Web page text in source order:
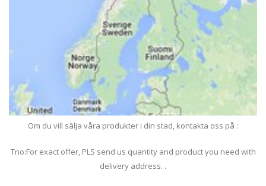
Om du vill sälja våra produkter i din stad, kontakta oss på :
Tno:For exact offer, PLS send us quantity and product you need with
delivery address. .